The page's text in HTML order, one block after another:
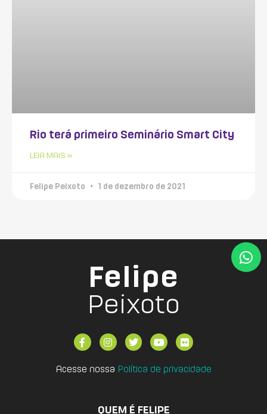
Rio terá primeiro Seminário Smart City
LEIA MAIS »
Felipe Peixoto 1 de dezembro de 2021
Felipe
Peixoto
Acesse nossa Política de privacidade
QUEM É FELIPE